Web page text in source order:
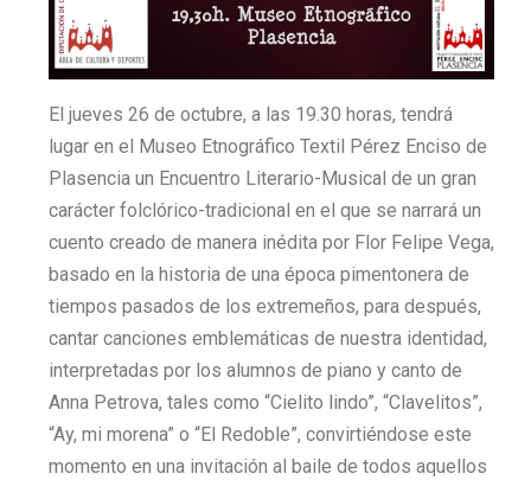
El jueves 26 de octubre, a las 19.30 horas, tendrá
lugar en el Museo Etnográfico Textil Pérez Enciso de
Plasencia un Encuentro Literario-Musical de un gran
carácter folclórico-tradicional en el que se narrará un
cuento creado de manera inédita por Flor Felipe Vega,
basado en la historia de una época pimentonera de
tiempos pasados de los extremeños, para después,
cantar canciones emblemáticas de nuestra identidad,
interpretadas por los alumnos de piano y canto de
Anna Petrova, tales como “Cielito lindo”, “Clavelitos”,
“Ay, mi morena” o “El Redoble”, convirtiéndose este
momento en una invitación al baile de todos aquellos